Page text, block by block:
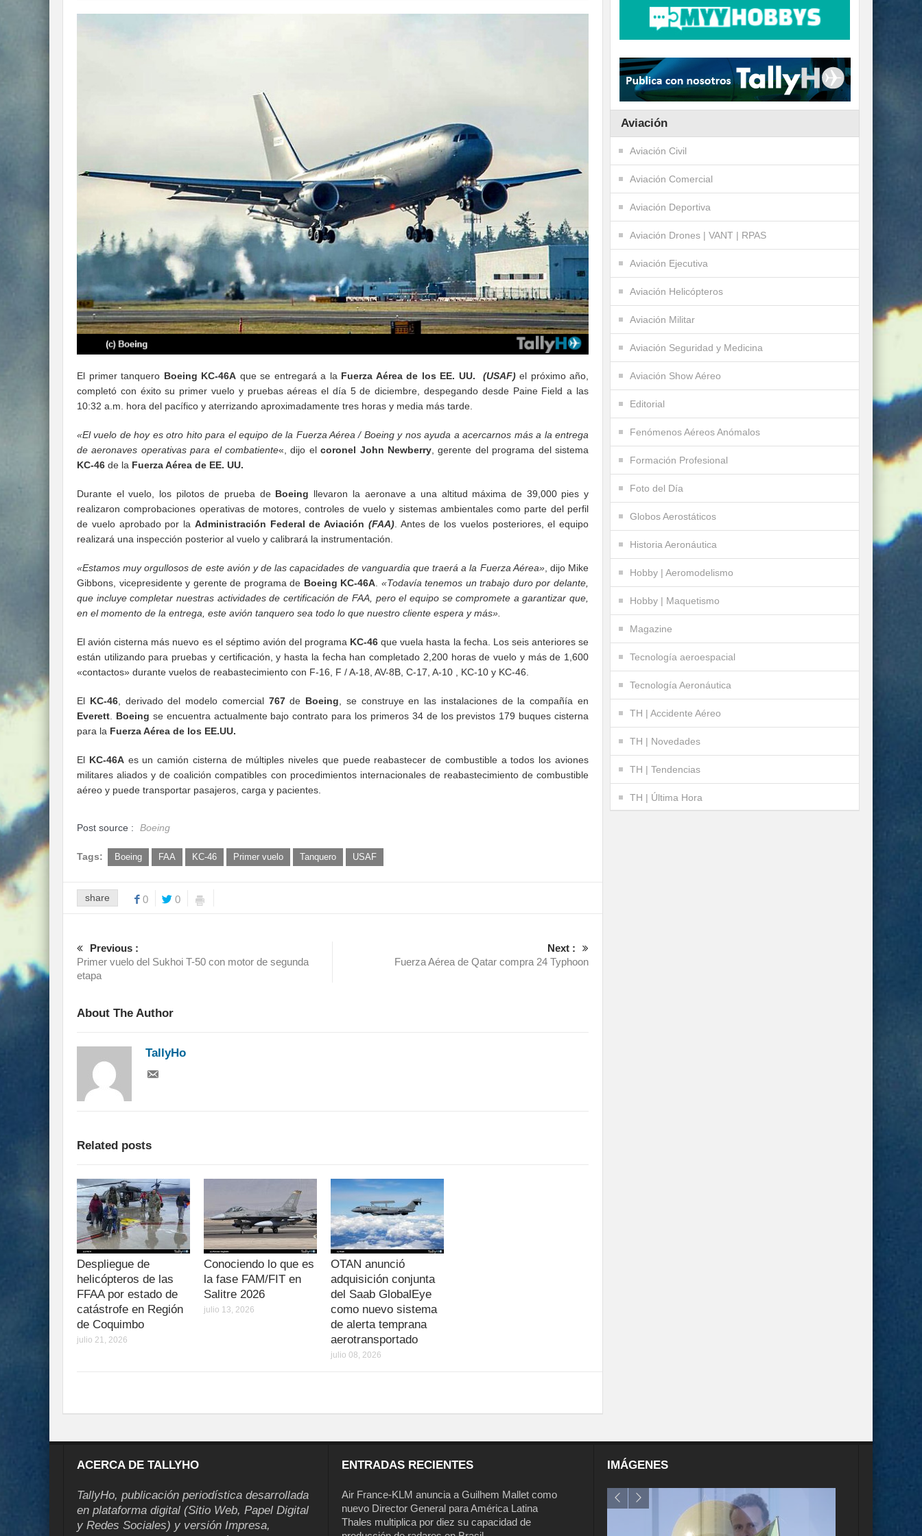
El primer tanquero Boeing KC-46A que se entregará a la Fuerza Aérea de los EE. UU. (USAF)el próximo año,
completó con éxito su primer vuelo y pruebas aéreas el día 5 de diciembre, despegando desde Paine Field a las
10:32 a.m. hora del pacífico y aterrizando aproximadamente tres horas y media más tarde.
«El vuelo de hoy es otro hito para el equipo de la Fuerza Aérea / Boeing y nos ayuda a acercarnos más a la entrega
de aeronaves operativas para el combatiente«, dijo elcoronel John Newberry, gerente del programa del sistema
KC-46 de la Fuerza Aérea de EE. UU.
Durante el vuelo, los pilotos de prueba de Boeing llevaron la aeronave a una altitud máxima de 39,000 pies y
realizaron comprobaciones operativas de motores, controles de vuelo y sistemas ambientales como parte del perfil
de vuelo aprobado por la Administración Federal de Aviación (FAA). Antes de los vuelos posteriores, el equipo
realizará una inspección posterior al vuelo y calibrará la instrumentación.
«Estamos muy orgullosos de este avión y de las capacidades de vanguardia que traerá a la Fuerza Aérea», dijo Mike
Gibbons, vicepresidente y gerente de programa de Boeing KC-46A. «Todavía tenemos un trabajo duro por delante,
que incluye completar nuestras actividades de certificación de FAA, pero el equipo se compromete a garantizar que,
en el momento de la entrega, este avión tanquero sea todo lo que nuestro cliente espera y más».
El avión cisterna más nuevo es el séptimo avión del programa KC-46 que vuela hasta la fecha. Los seis anteriores se
están utilizando para pruebas y certificación, y hasta la fecha han completado 2,200 horas de vuelo y más de 1,600
«contactos» durante vuelos de reabastecimiento con F-16, F / A-18, AV-8B, C-17, A-10 , KC-10 y KC-46.
El KC-46, derivado del modelo comercial 767de Boeing, se construye en las instalaciones de la compañía en
Everett. Boeing se encuentra actualmente bajo contrato para los primeros 34 de los previstos 179 buques cisterna
para la Fuerza Aérea de los EE.UU.
El KC-46Aes un camión cisterna de múltiples niveles que puede reabastecer de combustible a todos los aviones
militares aliados y de coalición compatibles con procedimientos internacionales de reabastecimiento de combustible
aéreo y puede transportar pasajeros, carga y pacientes.
Post source : Boeing
Tags: Boeing FAA KC-46 Primer vuelo Tanquero USAF
share 0 0
Previous :
Primer vuelo del Sukhoi T-50 con motor de segunda
etapa
Next :
Fuerza Aérea de Qatar compra 24 Typhoon
About The Author
TallyHo
Related posts
Despliegue de
helicópteros de las
FFAA por estado de
catástrofe en Región
de Coquimbo
julio 21, 2026
Conociendo lo que es
la fase FAM/FIT en
Salitre 2026
julio 13, 2026
OTAN anunció
adquisición conjunta
del Saab GlobalEye
como nuevo sistema
de alerta temprana
aerotransportado
julio 08, 2026
Aviación
Aviación Civil
Aviación Comercial
Aviación Deportiva
Aviación Drones | VANT | RPAS
Aviación Ejecutiva
Aviación Helicópteros
Aviación Militar
Aviación Seguridad y Medicina
Aviación Show Aéreo
Editorial
Fenómenos Aéreos Anómalos
Formación Profesional
Foto del Día
Globos Aerostáticos
Historia Aeronáutica
Hobby | Aeromodelismo
Hobby | Maquetismo
Magazine
Tecnología aeroespacial
Tecnología Aeronáutica
TH | Accidente Aéreo
TH | Novedades
TH | Tendencias
TH | Última Hora
ACERCA DE TALLYHO
TallyHo, publicación periodística desarrollada
en plataforma digital (Sitio Web, Papel Digital
y Redes Sociales) y versión Impresa,
ENTRADAS RECIENTES
Air France-KLM anuncia a Guilhem Mallet como
nuevo Director General para América Latina
Thales multiplica por diez su capacidad de
IMÁGENES